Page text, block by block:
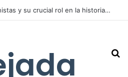
No Gun Ri: la matanza de refugiados surcoreanos que el gobierno de Estados Unidos ocultó durante 49 años para sostener a su régimen títere en Corea